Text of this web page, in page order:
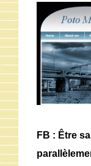
FB : Être